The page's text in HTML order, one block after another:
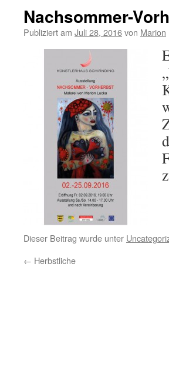
Nachsommer-
Publiziert am Juli 28, 2016von Marion
Dieser Beitrag wurde unter
← Herbstliche